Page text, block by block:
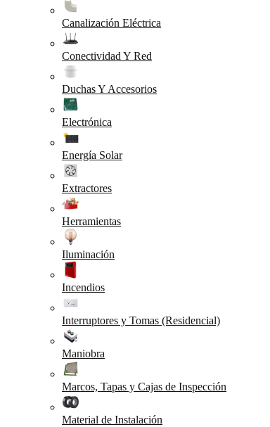
Canalización Eléctrica
Conectividad Y Red
Duchas Y Accesorios
Electrónica
Energía Solar
Extractores
Herramientas
Iluminación
Incendios
Interruptores y Tomas (Residencial)
Maniobra
Marcos, Tapas y Cajas de Inspección
Material de Instalación